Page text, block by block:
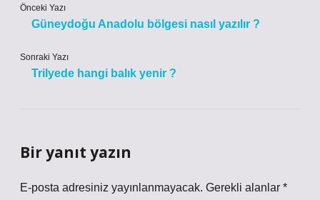
Önceki Yazı
Güneydoğu Anadolu bölgesi nasıl yazılır ?
Sonraki Yazı
Trilyede hangi balık yenir ?
Bir yanıt yazın
E-posta adresiniz yayınlanmayacak. Gerekli alanlar *